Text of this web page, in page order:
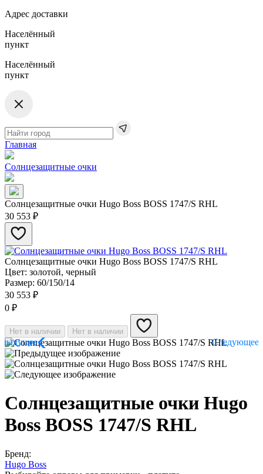
Адрес доставки
Населённый
пункт
Населённый
пункт
Главная
Солнцезащитные очки
Солнцезащитные очки Hugo Boss BOSS​ 1747/S RHL
30 553 ₽
Солнцезащитные очки Hugo Boss BOSS​ 1747/S RHL
Цвет: золотой, черный
Размер: 60/150/14
30 553 ₽
0 ₽
Нет в наличии Нет в наличии
Солнцезащитные очки Hugo
Boss BOSS​ 1747/S RHL
Бренд:
Hugo Boss